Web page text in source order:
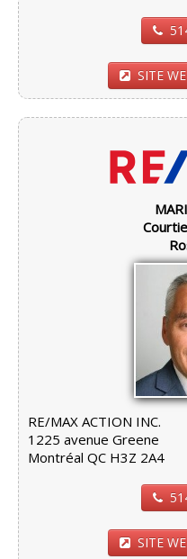
SITE
RE/MAX ACTION INC.
1225 avenue Greene
Montréal QC H3Z 2A4
SITE